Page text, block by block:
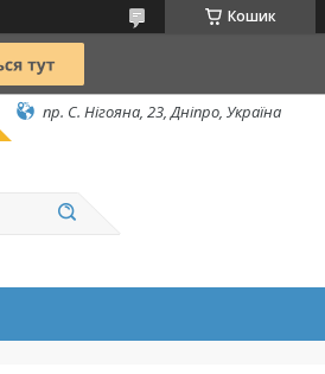
Кошик
пр. С. Нігояна, 23, Дніпро, Україна